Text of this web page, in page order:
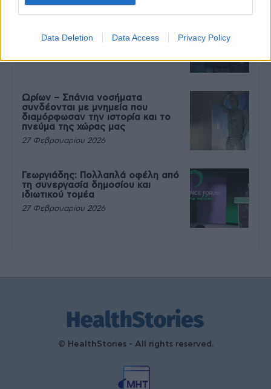
Data Deletion Data Access Privacy Policy
πάντα μετά την άσκηση
Ωρίων – Σπάνια νοσήματα
συνδέονται με μνημεία που
διαμόρφωσαν την ιστορία και το
πνεύμα της χώρας μας
27 Φεβρουαρίου 2026
Γεωργιάδης: Πολλαπλά οφέλη από
τη συνεργασία δημοσίου και
ιδιωτικού τομέα
27 Φεβρουαρίου 2026
© HealthStories - All rights reserved.